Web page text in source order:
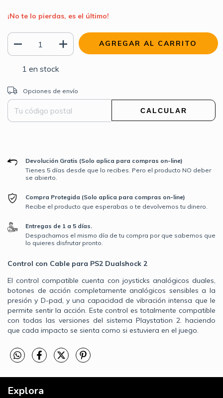
¡No te lo pierdas, es el último!
1 en stock
Entregas para el CP:
Opciones de envío
CALCULAR
Devolución Gratis (Solo aplica para compras on-line)
Tienes 5 días desde que lo recibes. Pero el producto NO deber
se abierto.
Compra Protegida (Solo aplica para compras on-line)
Recibe el producto que esperabas o te devolvemos tu dinero.
Entregas de 1 a 5 días.
Despachamos el mismo día de tu compra por que sabemos que
lo quieres disfrutar pronto.
Control con Cable para PS2 Dualshock 2
El control compatible cuenta con joysticks analógicos duales,
botones de acción completamente analógicos sensibles a la
presión y D-pad, y una capacidad de vibración intensa que le
permite sentir la acción. Este control es totalmente compatible
con todas las versiones del sistema Playstation 2. haciendo
que cada impacto se sienta como si estuviera en el juego.
Explora